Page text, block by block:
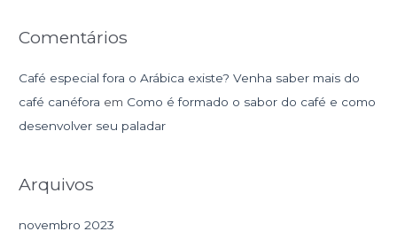
Comentários
Café especial fora o Arábica existe? Venha saber mais do
café canéfora em Como é formado o sabor do café e como
desenvolver seu paladar
Arquivos
novembro 2023